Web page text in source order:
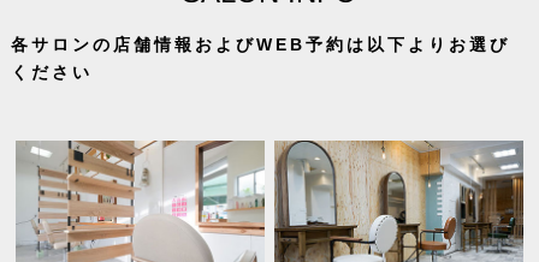
各サロンの店舗情報およびWEB予約は以下よりお選び
ください